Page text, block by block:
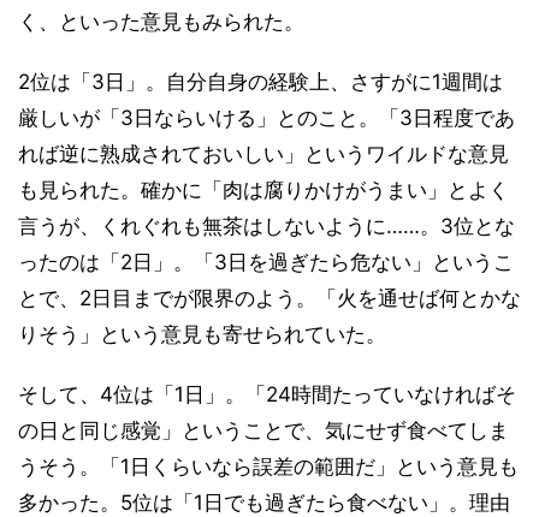
く、といった意見もみられた。
2位は「3日」。自分自身の経験上、さすがに1週間は
厳しいが「3日ならいける」とのこと。「3日程度であ
れば逆に熟成されておいしい」というワイルドな意見
も見られた。確かに「肉は腐りかけがうまい」とよく
言うが、くれぐれも無茶はしないように……。3位とな
ったのは「2日」。「3日を過ぎたら危ない」というこ
とで、2日目までが限界のよう。「火を通せば何とかな
りそう」という意見も寄せられていた。
そして、4位は「1日」。「24時間たっていなければそ
の日と同じ感覚」ということで、気にせず食べてしま
うそう。「1日くらいなら誤差の範囲だ」という意見も
多かった。5位は「1日でも過ぎたら食べない」。理由